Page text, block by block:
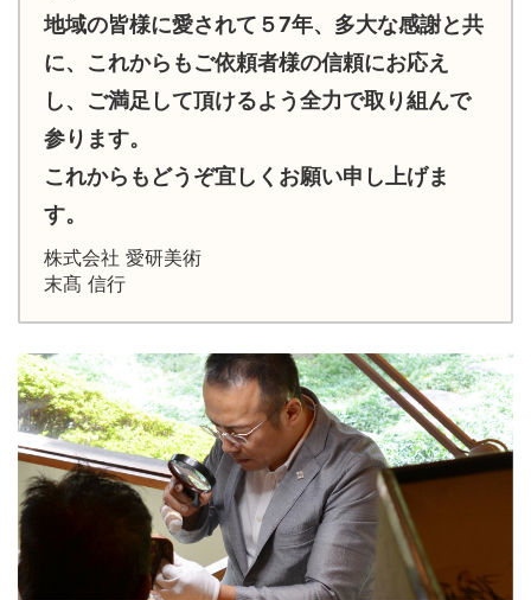
地域の皆様に愛されて５7年、多大な感謝と共
に、これからもご依頼者様の信頼にお応え
し、ご満足して頂けるよう全力で取り組んで
参ります。
これからもどうぞ宜しくお願い申し上げま
す。
株式会社 愛研美術
末髙 信行